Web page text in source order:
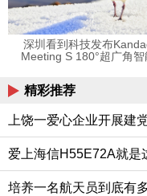
深圳看到科技发布
Meeting S 180°超广角智
精彩推荐
上饶一爱心企业开展建
爱上海信H55E72A就是
培养一名航天员到底有